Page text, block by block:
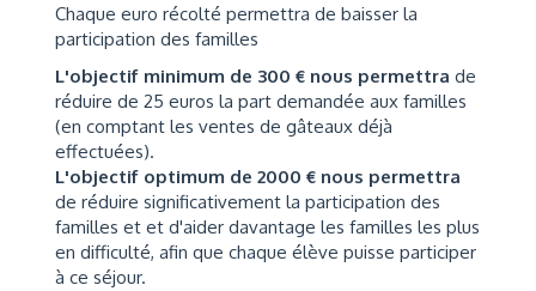
Chaque euro récolté permettra de baisser la
participation des familles
L'objectif minimum de 300 € nous permettra de
réduire de 25 euros la part demandée aux familles
(en comptant les ventes de gâteaux déjà
effectuées).
L'objectif optimum de 2000 € nous permettra
de réduire significativement la participation des
familles et et d'aider davantage les familles les plus
en difficulté, afin que chaque élève puisse participer
à ce séjour.